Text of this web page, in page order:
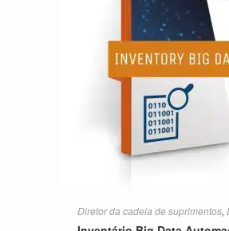
Diretor da cadeia de suprimentos,